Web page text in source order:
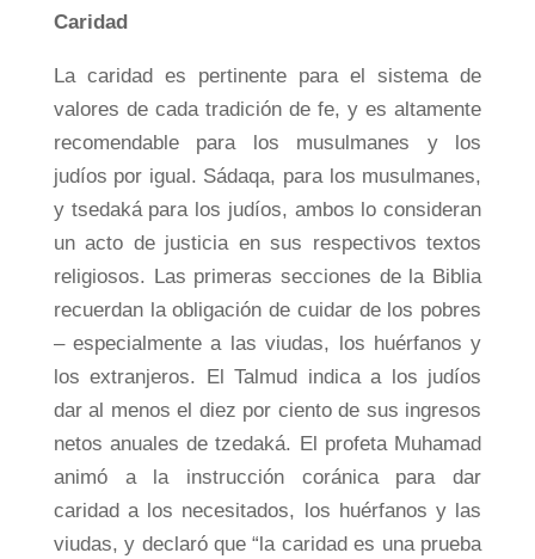
Caridad
La caridad es pertinente para el sistema de
valores de cada tradición de fe, y es altamente
recomendable para los musulmanes y los
judíos por igual. Sádaqa, para los musulmanes,
y tsedaká para los judíos, ambos lo consideran
un acto de justicia en sus respectivos textos
religiosos. Las primeras secciones de la Biblia
recuerdan la obligación de cuidar de los pobres
– especialmente a las viudas, los huérfanos y
los extranjeros. El Talmud indica a los judíos
dar al menos el diez por ciento de sus ingresos
netos anuales de tzedaká. El profeta Muhamad
animó a la instrucción coránica para dar
caridad a los necesitados, los huérfanos y las
viudas, y declaró que “la caridad es una prueba